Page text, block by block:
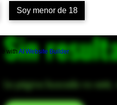
Soy menor de 18
withAI Website Builder
Sin
La página buscada no